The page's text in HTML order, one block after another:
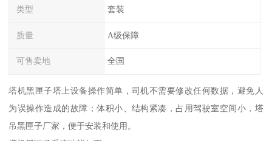
类型 套装
质量 A级保障
可售卖地 全国
塔机黑匣子塔上设备操作简单，司机不需要修改任何数据，避免人
为误操作造成的故障；体积小、结构紧凑，占用驾驶室空间小，塔
吊黑匣子厂家，便于安装和使用。